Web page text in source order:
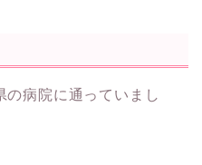
の病院に通っていまし